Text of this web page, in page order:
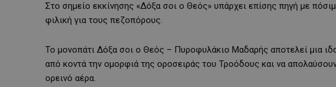
Στο σημείο εκκίνησης «Δόξα σοι ο Θεός» υπάρχει επίσης πηγή με
φιλική για τους πεζοπόρους.
Το μονοπάτι Δόξα σοι ο Θεός – Πυροφυλάκιο Μαδαρής αποτελεί μια
από κοντά την ομορφιά της οροσειράς του Τροόδους και να
ορεινό αέρα.